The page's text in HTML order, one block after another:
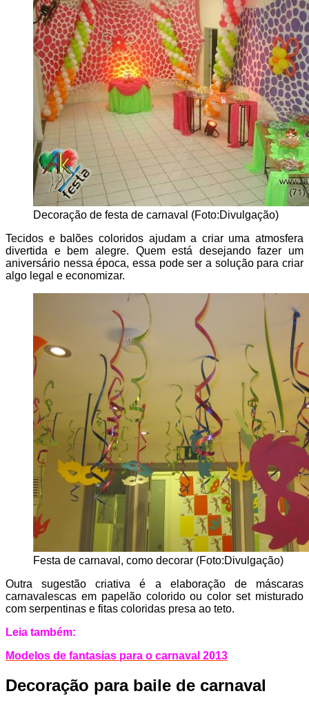
Decoração de festa de carnaval (Foto:Divulgação)
Tecidos e balões coloridos ajudam a criar uma atmosfera
divertida e bem alegre. Quem está desejando fazer um
aniversário nessa época, essa pode ser a solução para criar
algo legal e economizar.
Festa de carnaval, como decorar (Foto:Divulgação)
Outra sugestão criativa é a elaboração de máscaras
carnavalescas em papelão colorido ou color set misturado
com serpentinas e fitas coloridas presa ao teto.
Leia também:
Modelos de fantasias para o carnaval 2013
Decoração para baile de carnaval